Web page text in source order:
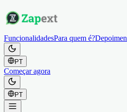
FuncionalidadesPara quem é?
PT
Começar agora
PT